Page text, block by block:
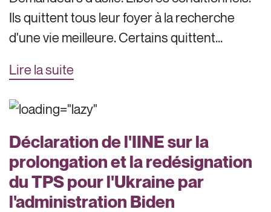
Ils quittent tous leur foyer à la recherche
d'une vie meilleure. Certains quittent...
Lire la suite
Déclaration de l'IINE sur la
prolongation et la redésignation
du TPS pour l'Ukraine par
l'administration Biden